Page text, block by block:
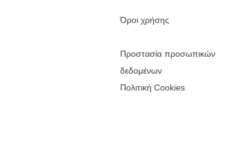
Όροι χρήσης
Προστασία προσωπικών
δεδομένων
Πολιτική Cookies